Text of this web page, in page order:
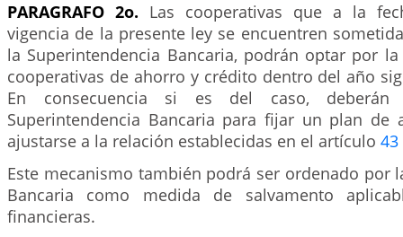
PARAGRAFO 2o. Las cooperativas que a la
vigencia de la presente ley se encuentren
la Superintendencia Bancaria, podrán optar por
cooperativas de ahorro y crédito dentro del año
En consecuencia si es del caso,
Superintendencia Bancaria para fijar un plan de
ajustarse a la relación establecidas en el artículo 43
Este mecanismo también podrá ser ordenado por
Bancaria como medida de salvamento
financieras.